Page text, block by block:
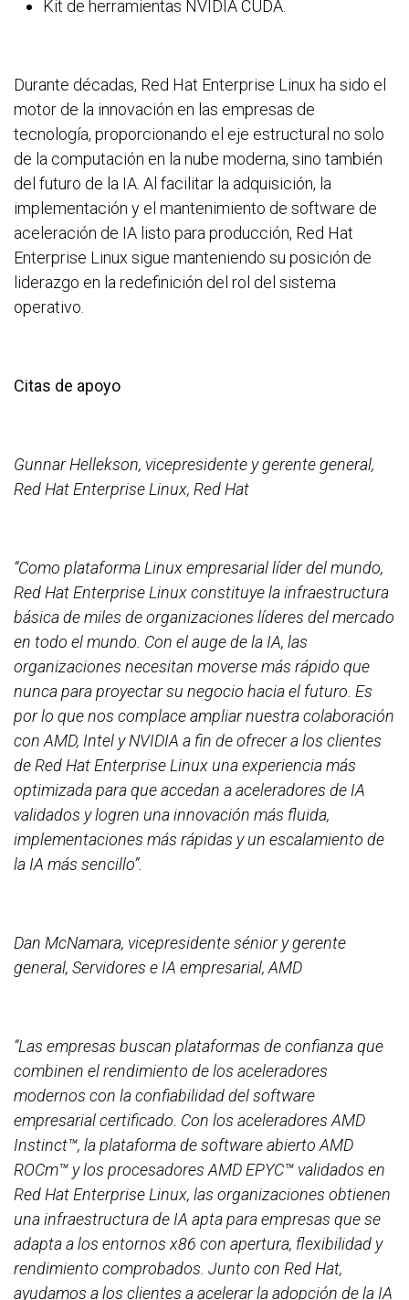
Kit de herramientas NVIDIA CUDA.
Durante décadas, Red Hat Enterprise Linux ha sido el
motor de la innovación en las empresas de
tecnología, proporcionando el eje estructural no solo
de la computación en la nube moderna, sino también
del futuro de la IA. Al facilitar la adquisición, la
implementación y el mantenimiento de software de
aceleración de IA listo para producción, Red Hat
Enterprise Linux sigue manteniendo su posición de
liderazgo en la redefinición del rol del sistema
operativo.
Citas de apoyo
Gunnar Hellekson, vicepresidente y gerente general,
Red Hat Enterprise Linux, Red Hat
“Como plataforma Linux empresarial líder del mundo,
Red Hat Enterprise Linux constituye la infraestructura
básica de miles de organizaciones líderes del mercado
en todo el mundo. Con el auge de la IA, las
organizaciones necesitan moverse más rápido que
nunca para proyectar su negocio hacia el futuro. Es
por lo que nos complace ampliar nuestra colaboración
con AMD, Intel y NVIDIA a fin de ofrecer a los clientes
de Red Hat Enterprise Linux una experiencia más
optimizada para que accedan a aceleradores de IA
validados y logren una innovación más fluida,
implementaciones más rápidas y un escalamiento de
la IA más sencillo”.
Dan McNamara, vicepresidente sénior y gerente
general, Servidores e IA empresarial, AMD
“Las empresas buscan plataformas de confianza que
combinen el rendimiento de los aceleradores
modernos con la confiabilidad del software
empresarial certificado. Con los aceleradores AMD
Instinct™, la plataforma de software abierto AMD
ROCm™ y los procesadores AMD EPYC™ validados en
Red Hat Enterprise Linux, las organizaciones obtienen
una infraestructura de IA apta para empresas que se
adapta a los entornos x86 con apertura, flexibilidad y
rendimiento comprobados. Junto con Red Hat,
ayudamos a los clientes a acelerar la adopción de la IA